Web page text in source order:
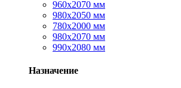
960х2070 мм
980х2050 мм
780х2000 мм
980х2070 мм
990х2080 мм
Назначение